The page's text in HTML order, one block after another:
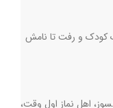
کودک و رفت تا نامش
اهل نماز اول وقت،